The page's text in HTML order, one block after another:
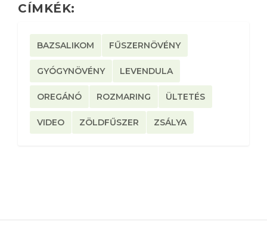
CÍMKÉK:
BAZSALIKOM FŰSZERNÖVÉNY
GYÓGYNÖVÉNY LEVENDULA
OREGÁNÓ ROZMARING ÜLTETÉS
VIDEO ZÖLDFŰSZER ZSÁLYA